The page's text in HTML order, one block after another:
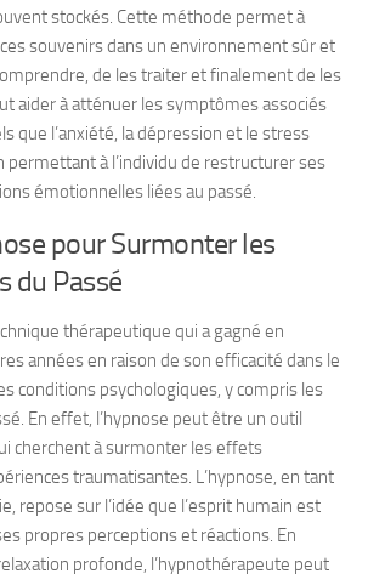
stockés. Cette méthode permet à
souvenirs dans un environnement sûr et
de les traiter et finalement de les
aider à atténuer les symptômes associés
que l’anxiété, la dépression et le stress
à l’individu de restructurer ses
émotionnelles liées au passé.
pour Surmonter les
du Passé
thérapeutique qui a gagné en
années en raison de son efficacité dans le
conditions psychologiques, y compris les
En effet, l’hypnose peut être un outil
cherchent à surmonter les effets
traumatisantes. L’hypnose, en tant
repose sur l’idée que l’esprit humain est
propres perceptions et réactions. En
profonde, l’hypnothérapeute peut